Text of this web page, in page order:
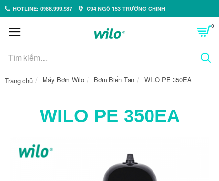
HOTLINE: 0988.999.987 C94 NGÕ 153 TRƯỜNG CHINH
0
Trang chủ Máy Bơm Wilo Bơm Biến Tần WILO PE 350EA
WILO PE 350EA